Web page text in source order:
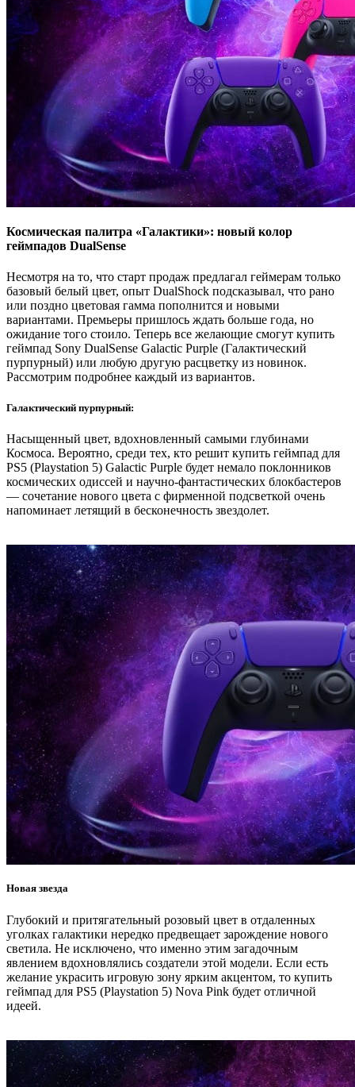
Космическая палитра «Галактики»: новый колор
геймпадов DualSense
Несмотря на то, что старт продаж предлагал геймерам только
базовый белый цвет, опыт DualShock подсказывал, что рано
или поздно цветовая гамма пополнится и новыми
вариантами. Премьеры пришлось ждать больше года, но
ожидание того стоило. Теперь все желающие смогут купить
геймпад Sony DualSense Galactic Purple (Галактический
пурпурный) или любую другую расцветку из новинок.
Рассмотрим подробнее каждый из вариантов.
Галактический пурпурный:
Насыщенный цвет, вдохновленный самыми глубинами
Космоса. Вероятно, среди тех, кто решит купить геймпад для
PS5 (Playstation 5) Galactic Purple будет немало поклонников
космических одиссей и научно-фантастических блокбастеров
— сочетание нового цвета с фирменной подсветкой очень
напоминает летящий в бесконечность звездолет.
Новая звезда
Глубокий и притягательный розовый цвет в отдаленных
уголках галактики нередко предвещает зарождение нового
светила. Не исключено, что именно этим загадочным
явлением вдохновлялись создатели этой модели. Если есть
желание украсить игровую зону ярким акцентом, то купить
геймпад для PS5 (Playstation 5) Nova Pink будет отличной
идеей.